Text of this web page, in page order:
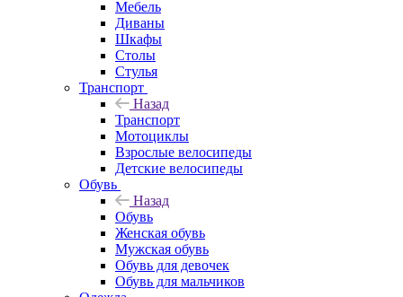
Мебель
Диваны
Шкафы
Столы
Стулья
Транспорт
Назад
Транспорт
Мотоциклы
Взрослые велосипеды
Детские велосипеды
Обувь
Назад
Обувь
Женская обувь
Мужская обувь
Обувь для девочек
Обувь для мальчиков